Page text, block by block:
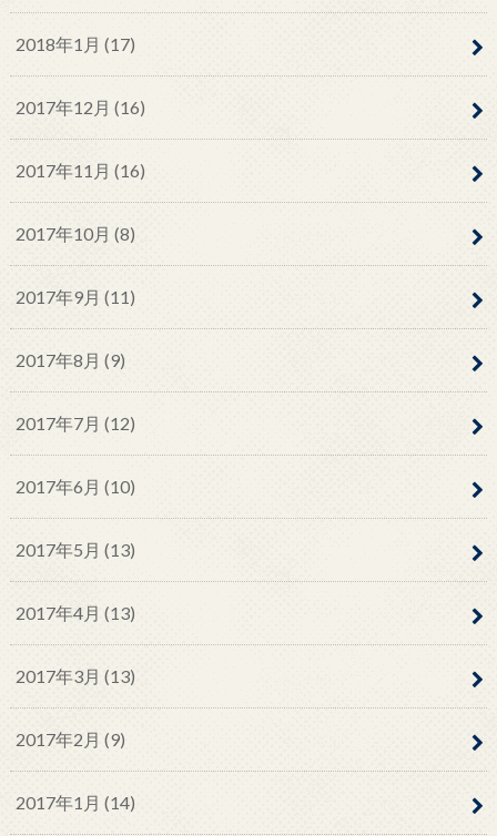
2018年1月 (17)
2017年12月 (16)
2017年11月 (16)
2017年10月 (8)
2017年9月 (11)
2017年8月 (9)
2017年7月 (12)
2017年6月 (10)
2017年5月 (13)
2017年4月 (13)
2017年3月 (13)
2017年2月 (9)
2017年1月 (14)